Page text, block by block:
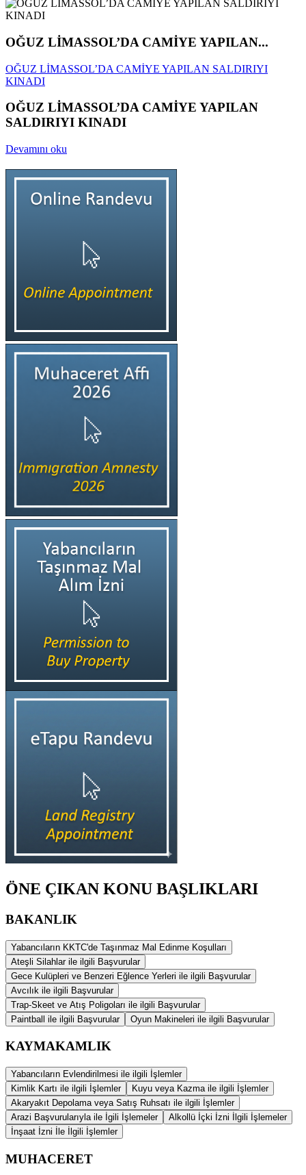
OĞUZ LİMASSOL’DA CAMİYE YAPILAN...
OĞUZ LİMASSOL’DA CAMİYE YAPILAN SALDIRIYI
KINADI
OĞUZ LİMASSOL’DA CAMİYE YAPILAN
SALDIRIYI KINADI
Devamını oku
ÖNE ÇIKAN KONU BAŞLIKLARI
BAKANLIK
Yabancıların KKTC'de Taşınmaz Mal Edinme Koşulları
Ateşli Silahlar ile ilgili Başvurular
Gece Kulüpleri ve Benzeri Eğlence Yerleri ile ilgili Başvurular
Avcılık ile ilgili Başvurular
Trap-Skeet ve Atış Poligoları ile ilgili Başvurular
Paintball ile ilgili Başvurular
Oyun Makineleri ile ilgili Başvurular
KAYMAKAMLIK
Yabancıların Evlendirilmesi ile ilgili İşlemler
Kimlik Kartı ile ilgili İşlemler
Kuyu veya Kazma ile ilgili İşlemler
Akaryakıt Depolama veya Satış Ruhsatı ile ilgili İşlemler
Arazi Başvurularıyla ile İgili İşlemeler
Alkollü İçki İzni İlgili İşlemeler
İnşaat İzni İle İlgili İşlemler
MUHACERET